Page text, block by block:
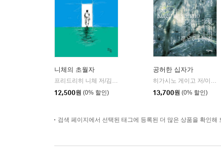
니체의 초월자
프리드리히 니체 저/김철 편역
12,500원 (0% 할인)
공허한 십자가
히가시노 게이고 저/이선희 역
13,700원 (0% 할인)
검색 페이지에서 선택된 태그에 등록된 더 많은 상품을 확인해